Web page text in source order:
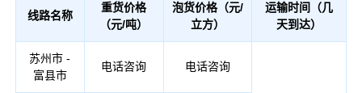
线路名称
重货价格
（元/吨）
泡货价格（元/
立方）
运输时间（几
天到达）
苏州市 -
富县市
电话咨询 电话咨询